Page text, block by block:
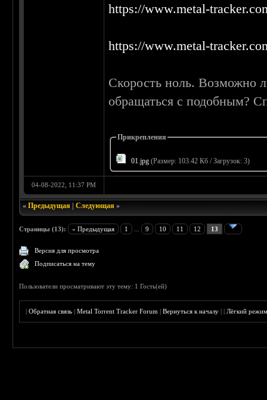
https://www.metal-
https://www.metal-
Скорость ноль. Возможно
обращаться с подобным?
Прикрепления
01.jpg (Размер: 103.42 Кб / Загрузок: 3)
04-08-2022, 11:37 PM
«Предыдущая |Следующая »
Страницы (13): « Предыдущая 1 9 10 11 12 13
Версия для просмотра
Подписаться на тему
Пользователи просматривают эту тему: 1 Гость(ей)
|Обратная связь |Metal Torrent Tracker Forum |Вернуться к началу ||Лёгкий